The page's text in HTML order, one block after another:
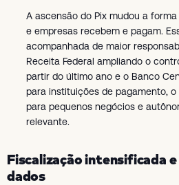
A ascensão do Pix mudou a
e empresas recebem e pagam.
acompanhada de maior
Receita Federal ampliando o
partir do último ano e o Banco
para instituições de pagamento,
para pequenos negócios e
relevante.
Fiscalização intensificada
dados